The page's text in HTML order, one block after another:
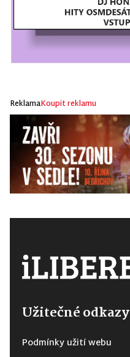
ReklamaKoupit reklamu
Užitečné odkazy
Podmínky užití webu